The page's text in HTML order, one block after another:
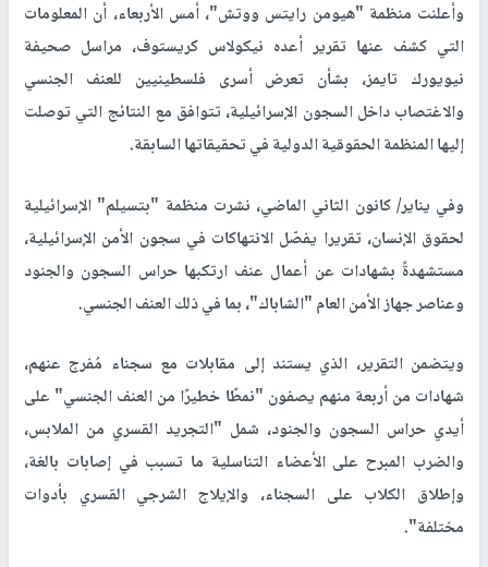
وأعلنت منظمة "هيومن رايتس ووتش"، أمس الأربعاء، أن المعلومات
التي كشف عنها تقرير أعده نيكولاس كريستوف، مراسل صحيفة
نيويورك تايمز، بشأن تعرض أسرى فلسطينيين للعنف الجنسي
والاغتصاب داخل السجون الإسرائيلية، تتوافق مع النتائج التي توصلت
إليها المنظمة الحقوقية الدولية في تحقيقاتها السابقة.
وفي يناير/ كانون الثاني الماضي، نشرت منظمة "بتسيلم" الإسرائيلية
لحقوق الإنسان، تقريرا يفصّل الانتهاكات في سجون الأمن الإسرائيلية،
مستشهدةً بشهادات عن أعمال عنف ارتكبها حراس السجون والجنود
وعناصر جهاز الأمن العام "الشاباك"، بما في ذلك العنف الجنسي.
ويتضمن التقرير، الذي يستند إلى مقابلات مع سجناء مُفرج عنهم،
شهادات من أربعة منهم يصفون "نمطًا خطيرًا من العنف الجنسي" على
أيدي حراس السجون والجنود، شمل "التجريد القسري من الملابس،
والضرب المبرح على الأعضاء التناسلية ما تسبب في إصابات بالغة،
وإطلاق الكلاب على السجناء، والإيلاج الشرجي القسري بأدوات
مختلفة".